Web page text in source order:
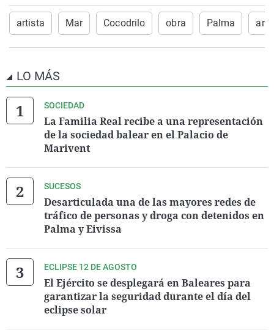
artista Mar Cocodrilo obra Palma arte
LO MÁS
SOCIEDAD
La Familia Real recibe a una representación
de la sociedad balear en el Palacio de
Marivent
SUCESOS
Desarticulada una de las mayores redes de
tráfico de personas y droga con detenidos en
Palma y Eivissa
ECLIPSE 12 DE AGOSTO
El Ejército se desplegará en Baleares para
garantizar la seguridad durante el día del
eclipse solar